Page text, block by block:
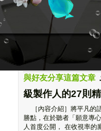
與好友分享這篇文章
級製作人的27則
［內容介紹］將平凡的
勝點，在於聽者「願意專
人首度公開， 在收視率的